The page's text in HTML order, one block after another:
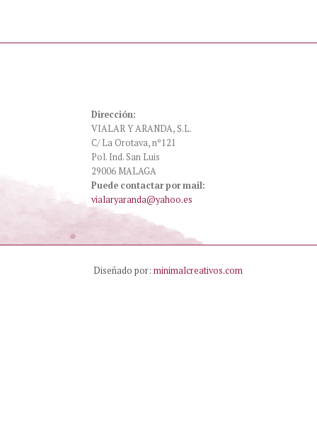
Dirección:
VIALAR Y ARANDA, S.L.
C/ La Orotava, nº121
Pol. Ind. San Luis
29006 MALAGA
Puede contactar por mail:
vialaryaranda@yahoo.es
Diseñado por: minimalcreativos.com